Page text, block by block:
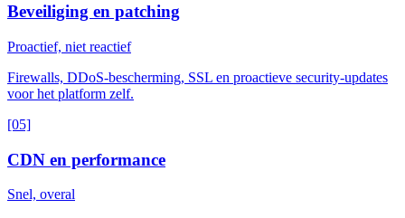
Beveiliging en patching
Proactief, niet reactief
Firewalls, DDoS-bescherming, SSL en proactieve security-updates
voor het platform zelf.
[05]
CDN en performance
Snel, overal